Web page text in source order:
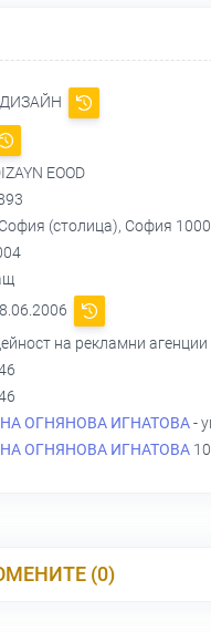
EOOD
(столица), София
на рекламни агенции
ОГНЯНОВА ИГНАТОВА-
ОГНЯНОВА ИГНАТОВА
(0)